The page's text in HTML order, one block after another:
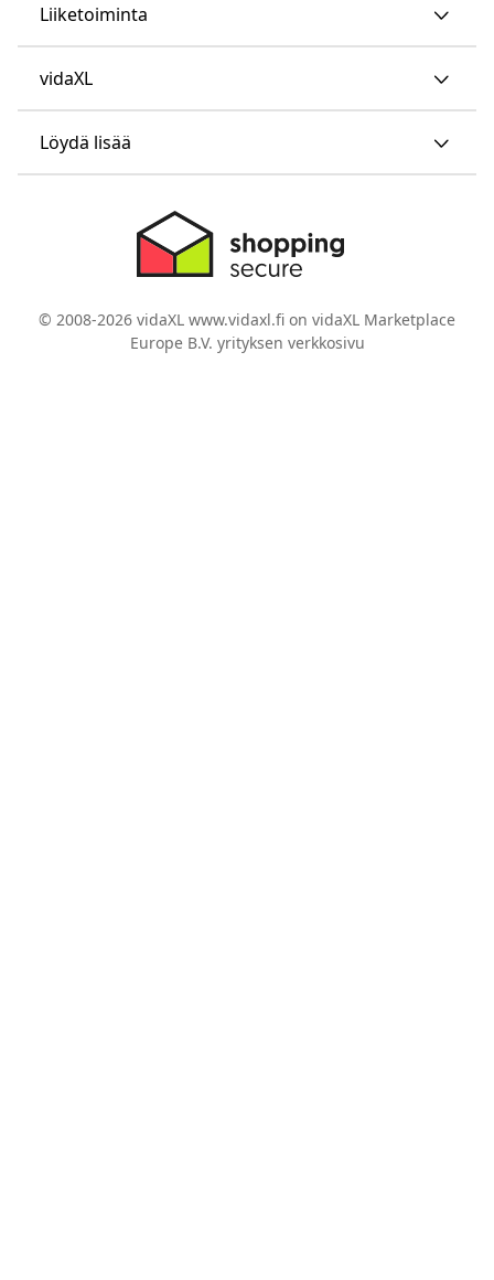
Liiketoiminta
vidaXL
Löydä lisää
© 2008-2026 vidaXL www.vidaxl.fi on vidaXL Marketplace
Europe B.V. yrityksen verkkosivu